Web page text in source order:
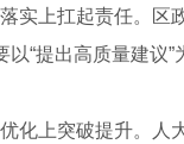
上扛起责任。区
“提出高质量建议
上突破提升。人